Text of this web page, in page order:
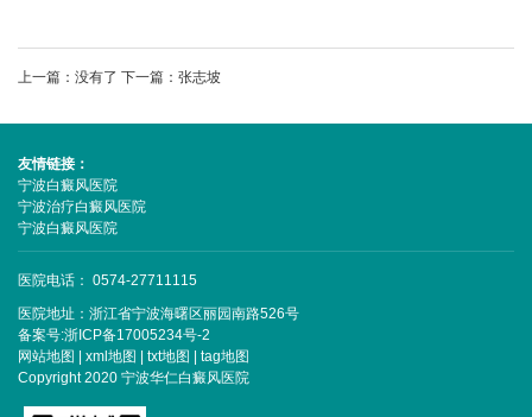
上一篇：没有了 下一篇： 张志坡
友情链接：
宁波白癜风医院
宁波治疗白癜风医院
宁波白癜风医院
医院电话： 0574-27711115
医院地址：浙江省宁波海曙区丽园南路526号
备案号:浙ICP备17005234号-2
网站地图
xml地图 txt地图
tag地图
Copyright 2020 宁波华仁白癜风医院